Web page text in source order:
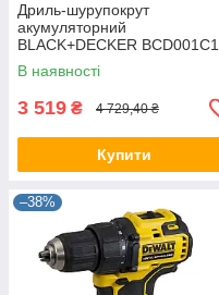
Дриль-шурупокрут
акумуляторний
BLACK+DECKER BCD001C1
В наявності
3 519 ₴ 4 729,40 ₴
Купити
–38%